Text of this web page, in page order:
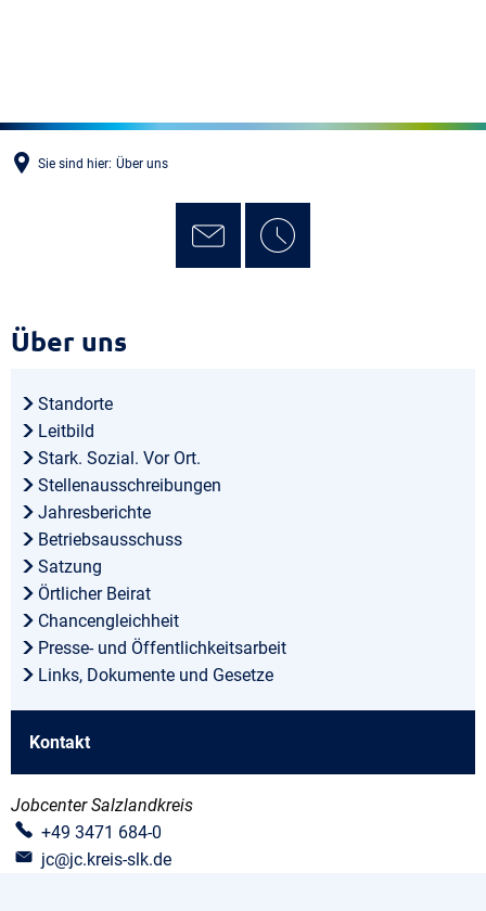
Sie sind hier: Über uns
Über
Über uns
Standorte
Leitbild
Stark. Sozial. Vor Ort.
Stellenausschreibungen
Jahresberichte
Betriebsausschuss
Satzung
Örtlicher Beirat
Chancengleichheit
Presse- und Öffentlichkeitsarbeit
Links, Dokumente und Gesetze
Kontakt
Jobcenter Salzlandkreis
+49 3471 684-0
jc@jc.kreis-slk.de